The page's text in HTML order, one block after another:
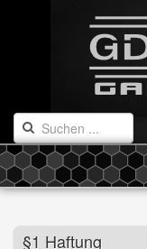
§1 Haftung